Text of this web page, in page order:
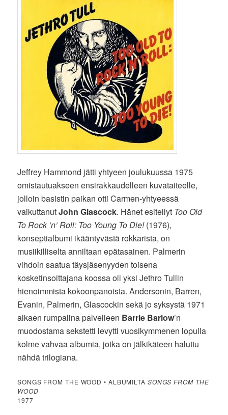
Jeffrey Hammond jätti yhtyeen joulukuussa 1975
omistautuakseen ensirakkaudelleen kuvataiteelle,
jolloin basistin paikan otti Carmen-yhtyeessä
vaikuttanutJohn Glascock. Hänet esitellyt Too Old
To Rock ’n’ Roll: Too Young To Die!(1976),
konseptialbumi ikääntyvästä rokkarista, on
musiikilliselta anniltaan epätasainen. Palmerin
vihdoin saatua täysjäsenyyden toisena
kosketinsoittajana koossa oli yksi Jethro Tullin
hienoimmista kokoonpanoista. Andersonin, Barren,
Evanin, Palmerin, Glascockin sekä jo syksystä 1971
alkaen rumpalina palvelleen Barrie Barlow’n
muodostama sekstetti levytti vuosikymmenen lopulla
kolme vahvaa albumia, jotka on jälkikäteen haluttu
nähdä trilogiana.
SONGS FROM THE WOOD • ALBUMILTA SONGS FROM THE
WOOD
1977